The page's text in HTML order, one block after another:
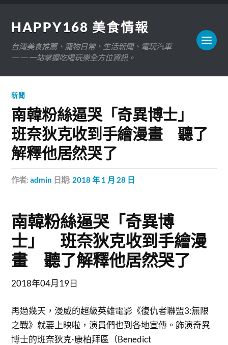
HAPPY168 美食情報
台灣美食推薦、寵物日常、生活新聞、電玩汽車
——一站掌握吃喝玩樂全方位資訊。
新聞
南韓粉絲逼哭「奇異博士」
班奈狄克收到手繪漫畫 聽了
解釋他居然哭了
作者:admin 日期: 2018 年 1 月 28 日
南韓粉絲逼哭「奇異博
士」 班奈狄克收到手繪漫
畫 聽了解釋他居然哭了
2018年04月19日
再過幾天，漫威的超級英雄電影《復仇者聯盟3:無限
之戰》就要上映啦，演員們也到各地宣傳。飾演奇異
博士的班奈狄克·康柏拜區（Benedict